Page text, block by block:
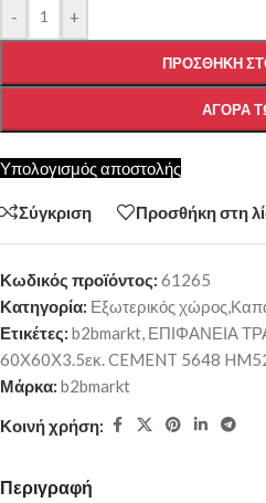
- +
ΠΡΟΣΘΉΚΗ
ΑΓΟΡΆ
Υπολογισμός αποστολής
Σύγκριση Προσθήκη στη
Κωδικός προϊόντος: 61265
Κατηγορία: Εξωτερικός
Ετικέτες: b2bmarkt, ΕΠΙΦΑΝΕΙΑ
60Χ60Χ3.5εκ. CEMENT 5648
Μάρκα: b2bmarkt
Κοινή χρήση:
Περιγραφή